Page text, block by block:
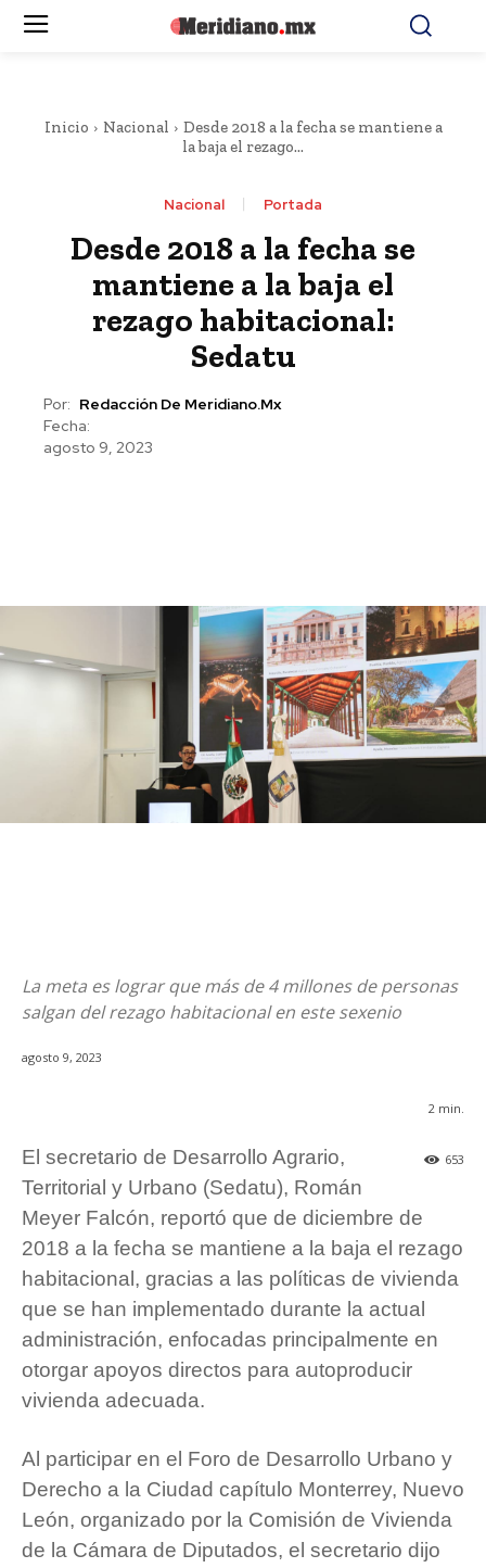
Inicio Nacional
Desde 2018 a la fecha se mantiene a
la baja el rezago...
Nacional Portada
Desde 2018 a la fecha se
mantiene a la baja el
rezago habitacional:
Sedatu
Por: Redacción De Meridiano.mx
Fecha:
agosto 9, 2023
La meta es lograr que más de 4 millones de personas
salgan del rezago habitacional en este sexenio
agosto 9, 2023
2 min.
653
El secretario de Desarrollo Agrario,
Territorial y Urbano (Sedatu), Román
Meyer Falcón, reportó que de diciembre de
2018 a la fecha se mantiene a la baja el rezago
habitacional, gracias a las políticas de vivienda
que se han implementado durante la actual
administración, enfocadas principalmente en
otorgar apoyos directos para autoproducir
vivienda adecuada.
Al participar en el Foro de Desarrollo Urbano y
Derecho a la Ciudad capítulo Monterrey, Nuevo
León, organizado por la Comisión de Vivienda
de la Cámara de Diputados, el secretario dijo